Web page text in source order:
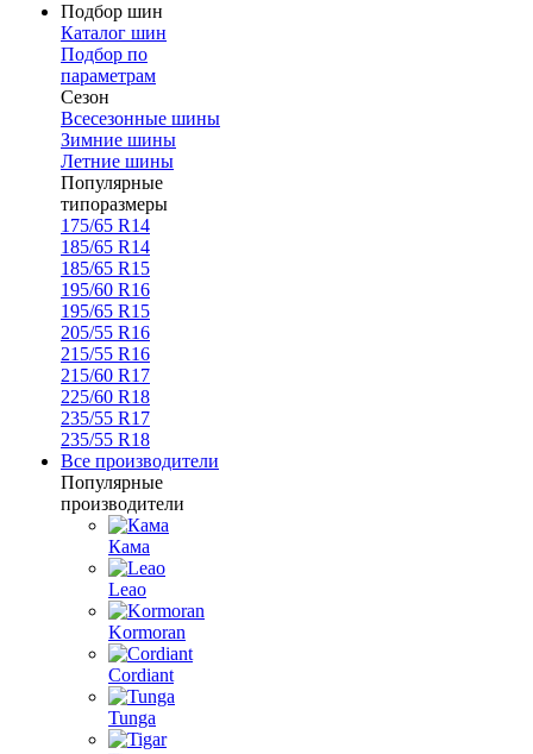
Подбор шин
Каталог шин
Подбор по
параметрам
Сезон
Всесезонные шины
Зимние шины
Летние шины
Популярные
типоразмеры
175/65 R14
185/65 R14
185/65 R15
195/60 R16
195/65 R15
205/55 R16
215/55 R16
215/60 R17
225/60 R18
235/55 R17
235/55 R18
Все производители
Популярные
производители
Кама
Leao
Kormoran
Cordiant
Tunga